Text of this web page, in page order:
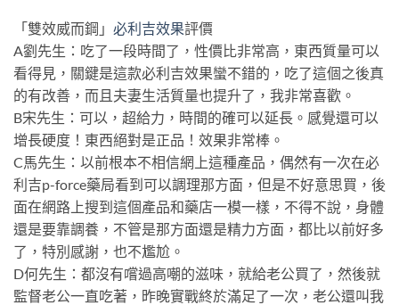
「雙效威而鋼」 必利吉效果評價
A劉先生：吃了一段時間了，性價比非常高，東西質量可以
看得見，關鍵是這款必利吉效果蠻不錯的，吃了這個之後真
的有改善，而且夫妻生活質量也提升了，我非常喜歡。
B宋先生：可以，超給力，時間的確可以延長。感覺還可以
增長硬度！東西絕對是正品！效果非常棒。
C馬先生：以前根本不相信網上這種產品，偶然有一次在必
利吉p-force藥局看到可以調理那方面，但是不好意思買，後
面在網路上搜到這個產品和藥店一模一樣，不得不說，身體
還是要靠調養，不管是那方面還是精力方面，都比以前好多
了，特別感謝，也不尷尬。
D何先生：都沒有嚐過高嘲的滋味，就給老公買了，然後就
監督老公一直吃著，昨晚實戰終於滿足了一次，老公還叫我